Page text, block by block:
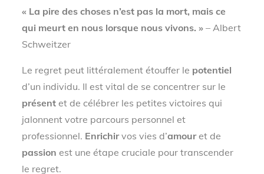
« La pire des choses n’est pas la mort, mais ce
qui meurt en nous lorsque nous vivons. » – Albert
Schweitzer
Le regret peut littéralement étouffer le potentiel
d’un individu. Il est vital de se concentrer sur le
présent et de célébrer les petites victoires qui
jalonnent votre parcours personnel et
professionnel. Enrichirvos vies d’amouret de
passion est une étape cruciale pour transcender
le regret.